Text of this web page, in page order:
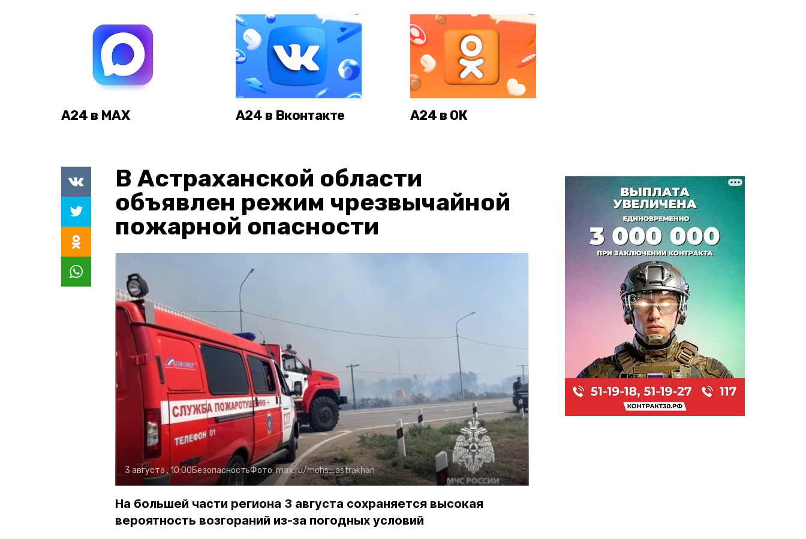
А24 в MAX А24 в Вконтакте А24 в ОК
В Астраханской области
объявлен режим чрезвычайной
пожарной опасности
3 августа , 10:00БезопасностьФото:max.ru/mchs_astrakhan
На большей части региона 3 августа сохраняется высокая
вероятность возгораний из-за погодных условий